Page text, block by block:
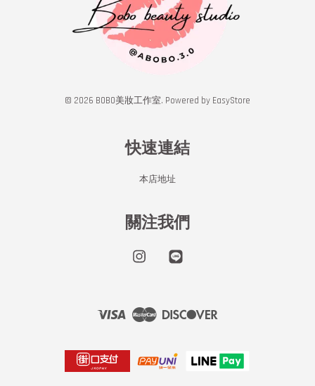
© 2026 BOBO美妝工作室. Powered by EasyStore
快速連結
本店地址
關注我們
Instagram
Visa Master